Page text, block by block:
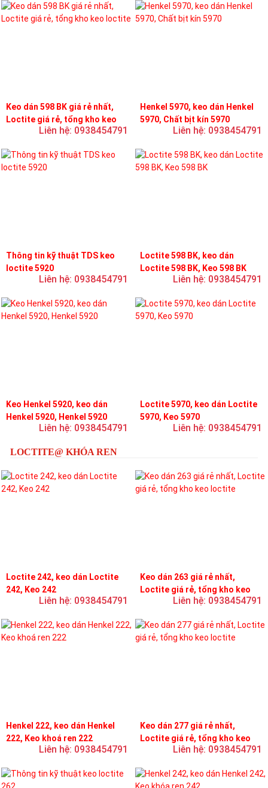
Keo dán 598 BK giá rẻ nhất,
Loctite giá rẻ, tổng kho keo
Liên hệ: 0938454791
Henkel 5970, keo dán Henkel
5970, Chất bịt kín 5970
Liên hệ: 0938454791
Thông tin kỹ thuật TDS keo
loctite 5920
Liên hệ: 0938454791
Loctite 598 BK, keo dán
Loctite 598 BK, Keo 598 BK
Liên hệ: 0938454791
Keo Henkel 5920, keo dán
Henkel 5920, Henkel 5920
Liên hệ: 0938454791
Loctite 5970, keo dán Loctite
5970, Keo 5970
Liên hệ: 0938454791
LOCTITE@ KHÓA REN
Loctite 242, keo dán Loctite
242, Keo 242
Liên hệ: 0938454791
Keo dán 263 giá rẻ nhất,
Loctite giá rẻ, tổng kho keo
Liên hệ: 0938454791
Henkel 222, keo dán Henkel
222, Keo khoá ren 222
Liên hệ: 0938454791
Keo dán 277 giá rẻ nhất,
Loctite giá rẻ, tổng kho keo
Liên hệ: 0938454791